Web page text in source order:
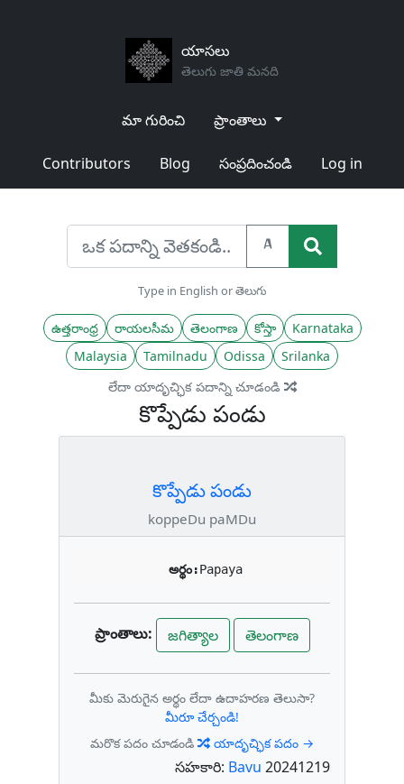
యాసలు
తెలుగు జాతి మనది
మా గురించి ప్రాంతాలు
Contributors Blog సంప్రదించండి Log in
A
Type in English or తెలుగు
ఉత్తరాంధ్ర రాయలసీమ తెలంగాణ కోస్తా
Karnataka
Malaysia
Tamilnadu Odissa
Srilanka
లేదా యాదృచ్ఛిక పదాన్ని చూడండి
కొప్పేడు పండు
కొప్పేడు పండు
koppeDu paMDu
అర్థం:Papaya
ప్రాంతాలు: జగిత్యాల తెలంగాణ
మీకు మెరుగైన అర్థం లేదా ఉదాహరణ తెలుసా?
మీరూ చేర్చండి!
మరొక పదం చూడండి
యాదృచ్ఛిక పదం →
సహకారి: Bavu 20241219